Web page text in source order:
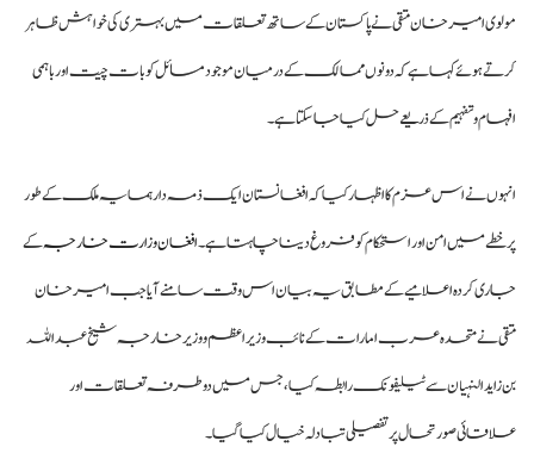
مولوی امیر خان متقی نے پاکستان کے ساتھ تعلقات میں بہتری کی خواہش ظاہر
کرتے ہوئے کہا ہے کہ دونوں ممالک کے درمیان موجود مسائل کو بات چیت اور باہمی
افہام و تفہیم کے ذریعے حل کیا جا سکتا ہے۔
انہوں نے اس عزم کا اظہار کیا کہ افغانستان ایک ذمہ دار ہمسایہ ملک کے طور
پر خطے میں امن اور استحکام کو فروغ دینا چاہتا ہے۔افغان وزارت خارجہ کے
جاری کردہ اعلامیے کے مطابق یہ بیان اس وقت سامنے آیا جب امیر خان
متقی نے متحدہ عرب امارات کے نائب وزیراعظم و وزیر خارجہ شیخ عبداللہ
بن زاید النہیان سے ٹیلیفونک رابطہ کیا، جس میں دوطرفہ تعلقات اور
علاقائی صورتحال پر تفصیلی تبادلہ خیال کیا گیا۔